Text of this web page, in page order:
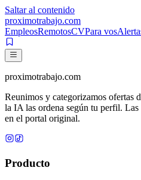
Saltar al contenido
proximotrabajo.com
EmpleosRemotosCVPara vos
proximotrabajo.com
Reunimos y categorizamos ofertas
la IA las ordena según tu perfil. Las
en el portal original.
Producto